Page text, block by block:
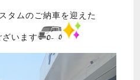
タムのご納車を迎えた
います